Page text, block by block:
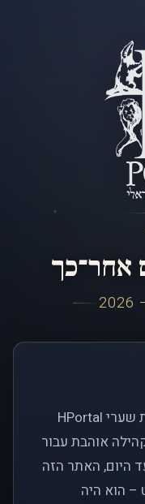
אחר־כך
לפני כמעט שני עשורים, פתחנו את שערי HPortal
אוהבת עבור
היום, האתר הזה
– הוא היה